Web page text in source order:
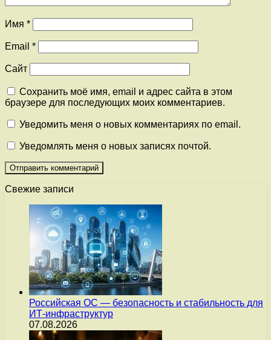
Имя *
Email *
Сайт
Сохранить моё имя, email и адрес сайта в этом
браузере для последующих моих комментариев.
Уведомить меня о новых комментариях по email.
Уведомлять меня о новых записях почтой.
Свежие записи
Российская ОС — безопасность и стабильность для
ИТ-инфраструктур
07.08.2026